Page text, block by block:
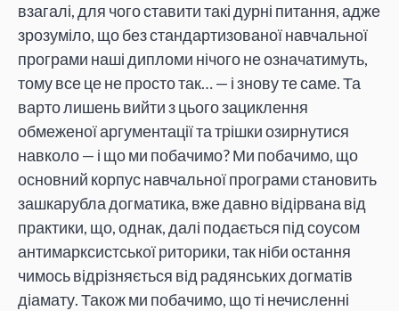
взагалі, для чого ставити такі дурні питання, адже
зрозуміло, що без стандартизованої навчальної
програми наші дипломи нічого не означатимуть,
тому все це не просто так… — і знову те саме. Та
варто лишень вийти з цього зациклення
обмеженої аргументації та трішки озирнутися
навколо — і що ми побачимо? Ми побачимо, що
основний корпус навчальної програми становить
зашкарубла догматика, вже давно відірвана від
практики, що, однак, далі подається під соусом
антимарксистської риторики, так ніби остання
чимось відрізняється від радянських догматів
діамату. Також ми побачимо, що ті нечисленні